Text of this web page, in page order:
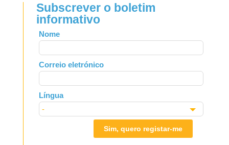
Subscrever o boletim
informativo
Leave
this
field
blank
Nome
Correio eletrónico
Língua
Sim, quero registar-me